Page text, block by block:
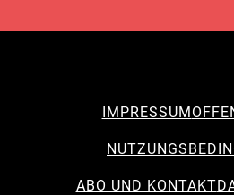
IMPRESSUM
ABO UND KONTAKT